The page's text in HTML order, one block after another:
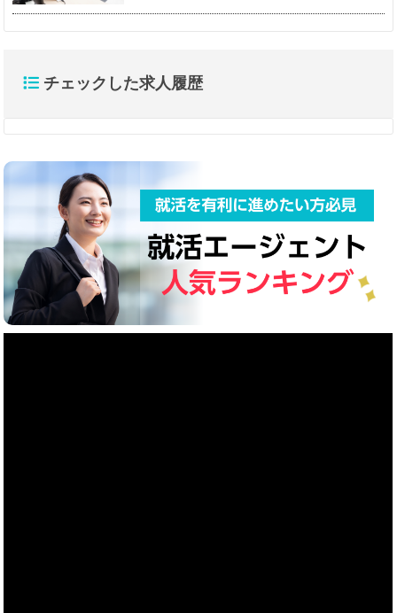
チェックした求人履歴